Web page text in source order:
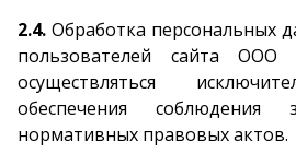
2.4. Обработка персональных
пользователей сайта ООО
осуществляться
обеспечения
нормативных правовых актов.